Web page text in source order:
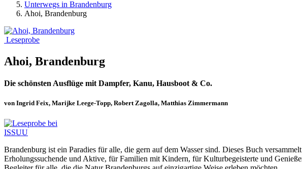
Unterwegs in Brandenburg
Ahoi, Brandenburg
Leseprobe
Ahoi, Brandenburg
Die schönsten Ausflüge mit Dampfer, Kanu, Hausboot & Co.
von Ingrid Feix, Marijke Leege-Topp, Robert Zagolla, Matthias Zimmermann
Brandenburg ist ein Paradies für alle, die gern auf dem Wasser sind. Dieses Buch
Erholungssuchende und Aktive, für Familien mit Kindern, für Kulturbegeisterte und